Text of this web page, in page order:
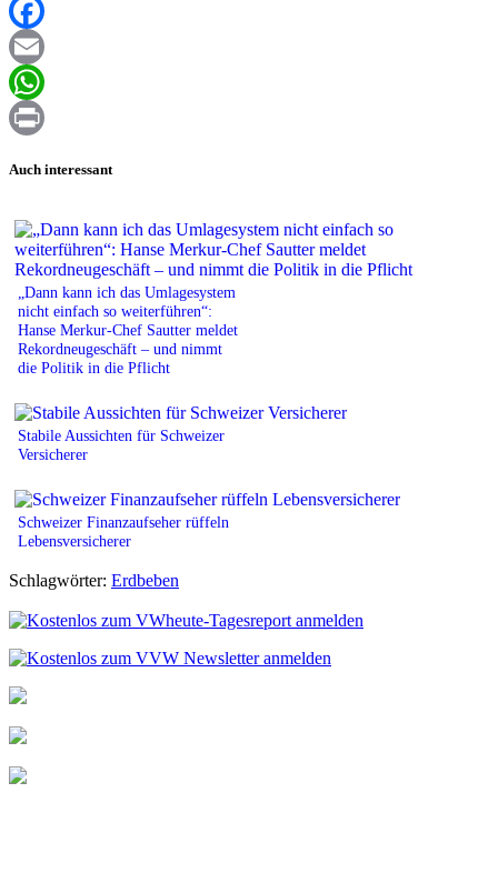
XING
Facebook
Email
WhatsApp
Auch interessant
„Dann kann ich das Umlagesystem
nicht einfach so weiterführen“:
Hanse Merkur-Chef Sautter meldet
Rekordneugeschäft – und nimmt
die Politik in die Pflicht
Stabile Aussichten für Schweizer
Versicherer
Schweizer Finanzaufseher rüffeln
Lebensversicherer
Schlagwörter: Erdbeben